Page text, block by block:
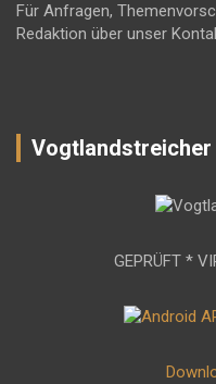
Für Anfragen,
Redaktion über unser
Vogtlandstreicher
GEPRÜFT *